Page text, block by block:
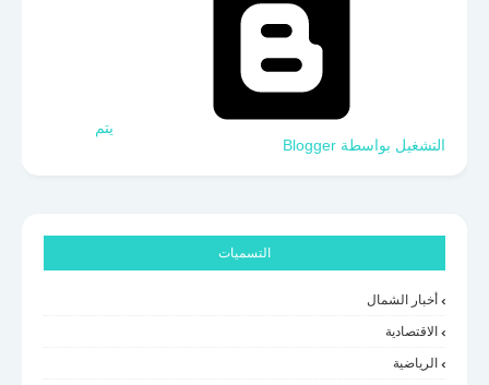
‏يتم
التشغيل بواسطة Blogger
التسميات
أخبار الشمال
الاقتصادية
الرياضية